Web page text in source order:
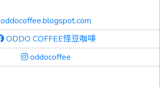
oddocoffee.blogspot.com
ODDO COFFEE怪豆咖啡
oddocoffee